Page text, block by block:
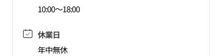
10:00～18:00
休業日
年中無休